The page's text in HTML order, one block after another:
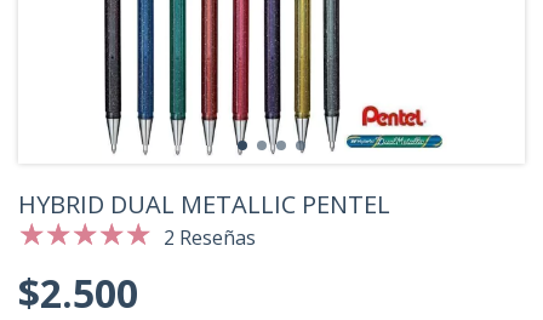
HYBRID DUAL METALLIC PENTEL
2 Reseñas
$2.500